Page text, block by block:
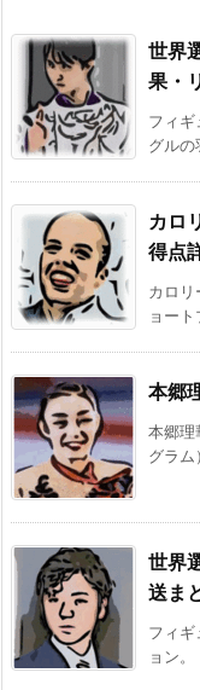
世界
果・
フィギ
グル
カロ
得点
カロリ
ョー
本郷
本郷理
グラム
世界
送ま
フィギ
ョン